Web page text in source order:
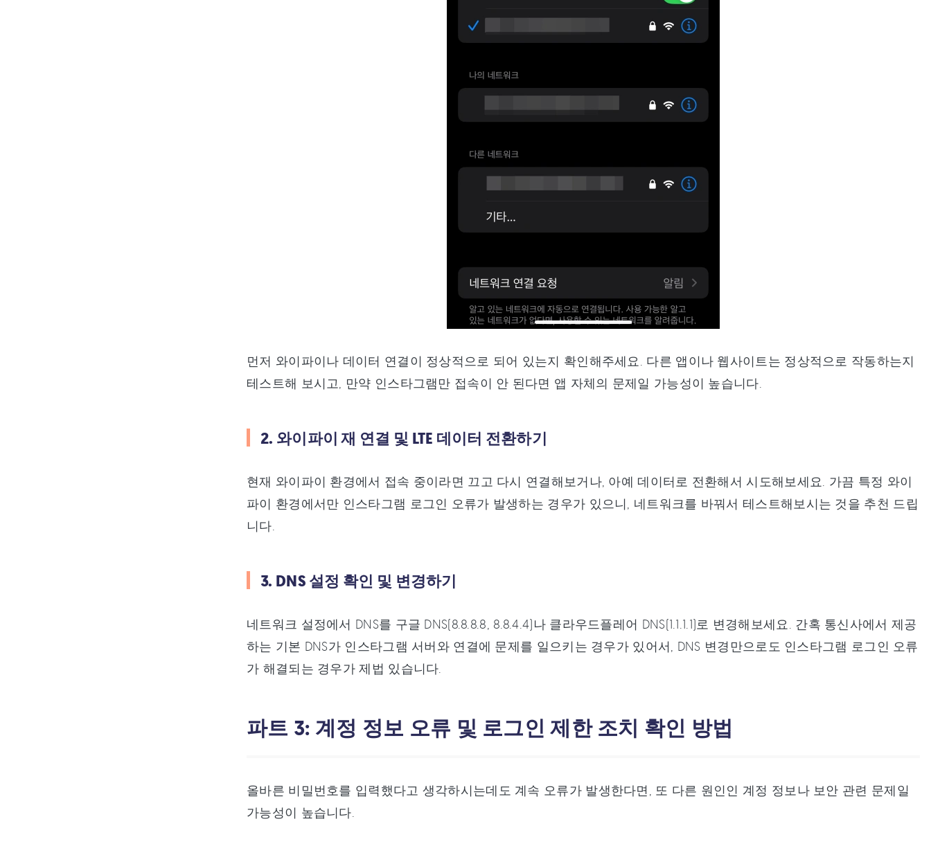
먼저 와이파이나 데이터 연결이 정상적으로 되어 있는지 확인해주세요. 다른 앱이나 웹사이트는 정상적으로 작동하는지
테스트해 보시고, 만약 인스타그램만 접속이 안 된다면 앱 자체의 문제일 가능성이 높습니다.
2. 와이파이 재 연결 및 LTE 데이터 전환하기
현재 와이파이 환경에서 접속 중이라면 끄고 다시 연결해보거나, 아예 데이터로 전환해서 시도해보세요. 가끔 특정 와이
파이 환경에서만 인스타그램 로그인 오류가 발생하는 경우가 있으니, 네트워크를 바꿔서 테스트해보시는 것을 추천 드립
니다.
3. DNS 설정 확인 및 변경하기
네트워크 설정에서 DNS를 구글 DNS(8.8.8.8, 8.8.4.4)나 클라우드플레어 DNS(1.1.1.1)로 변경해보세요. 간혹 통신사에서 제공
하는 기본 DNS가 인스타그램 서버와 연결에 문제를 일으키는 경우가 있어서, DNS 변경만으로도 인스타그램 로그인 오류
가 해결되는 경우가 제법 있습니다.
파트 3: 계정 정보 오류 및 로그인 제한 조치 확인 방법
올바른 비밀번호를 입력했다고 생각하시는데도 계속 오류가 발생한다면, 또 다른 원인인 계정 정보나 보안 관련 문제일
가능성이 높습니다.